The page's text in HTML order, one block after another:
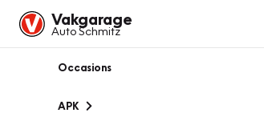
Vakgarage
Auto Schmitz
Occasions
APK